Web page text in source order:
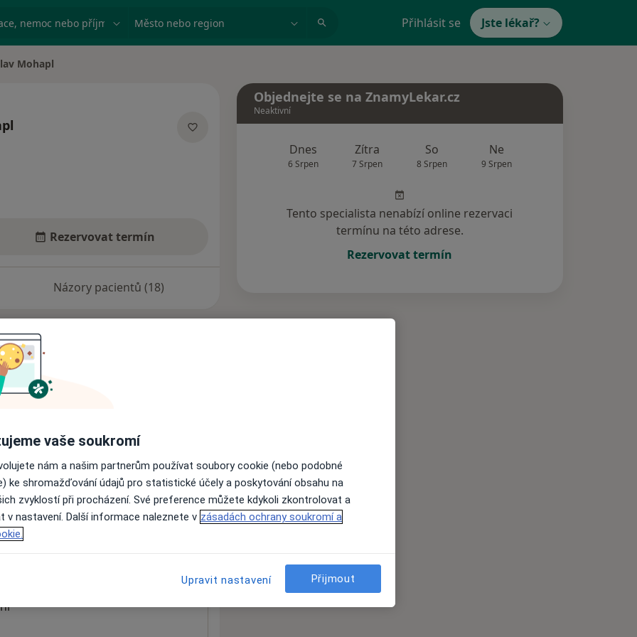
nemoc nebo příjmení Město nebo region Přihlásit se Jste lékař?
Mohapl
Rezervovat termín
Názory pacientů (18)
nejsou k dispozici
informace o svých službách.
Objednejte se na ZnamyLekar.cz
Neaktivní
Dnes
6 Srpen
Zítra
7 Srpen
So
8 Srpen
Ne
9 Srpen
Tento specialista nenabízí online rezervaci
termínu na této adrese.
Rezervovat termín
vaše soukromí
nám a našim partnerům používat soubory cookie (nebo podobné
ke shromažďování údajů pro statistické účely a poskytování obsahu na
zvyklostí při procházení. Své preference můžete kdykoli zkontrolovat a
v nastavení. Další informace naleznete v zásadách ochrany soukromí a
Upravit nastavení Přijmout